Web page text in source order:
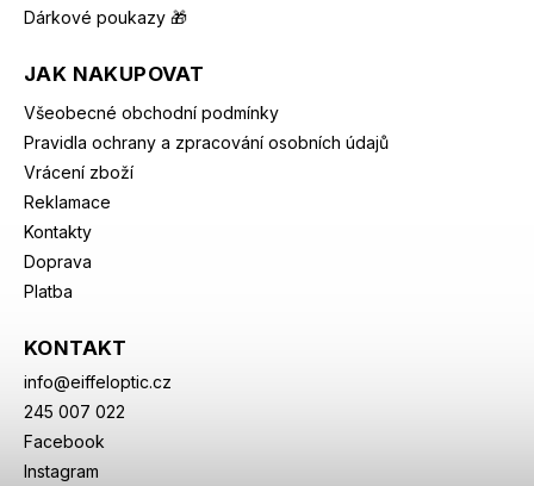
Dárkové poukazy 🎁
JAK NAKUPOVAT
Všeobecné obchodní podmínky
Pravidla ochrany a zpracování osobních údajů
Vrácení zboží
Reklamace
Kontakty
Doprava
Platba
KONTAKT
info@eiffeloptic.cz
245 007 022
Facebook
Instagram